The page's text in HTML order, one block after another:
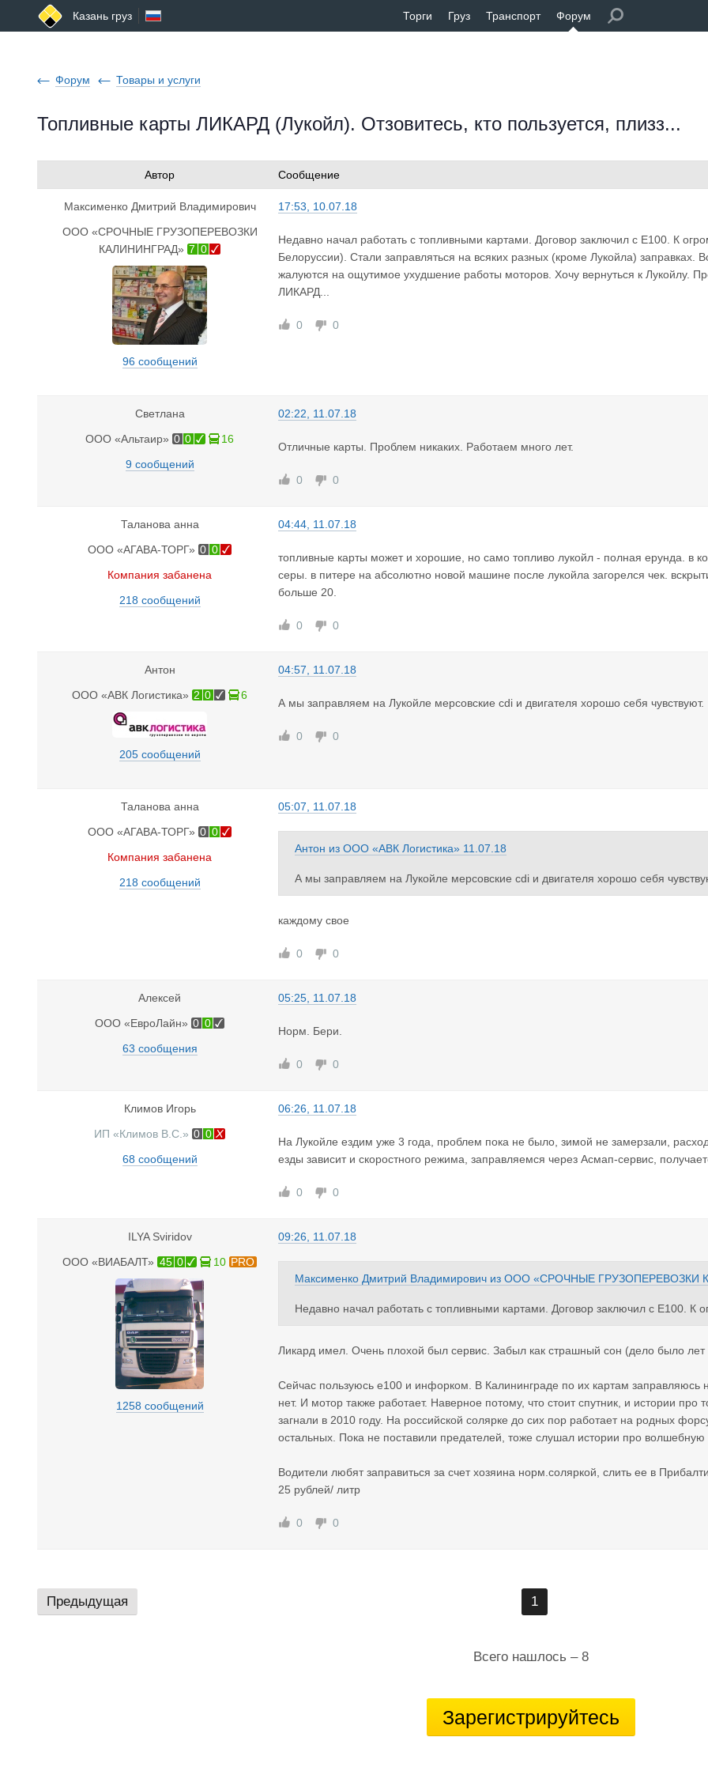
Казань груз Торги Груз Транспорт Форум
Форум Товары и услуги
Топливные карты ЛИКАРД (Лукойл). Отзовитесь, кто пользуется, плизз...
Автор Сообщение
Максименко Дмитрий Владимирович
ООО «СРОЧНЫЕ ГРУЗОПЕРЕВОЗКИ
КАЛИНИНГРАД» 7 0
96 сообщений
17:53, 10.07.18
Недавно начал работать с топливными картами. Договор заключил с Е100. К
Белоруссии). Стали заправляться на всяких разных (кроме Лукойла)
жалуются на ощутимое ухудшение работы моторов. Хочу вернуться к Лукойлу.
ЛИКАРД...
0 0
Светлана
ООО «Альтаир» 0 0
16
9 сообщений
02:22, 11.07.18
Отличные карты. Проблем никаких. Работаем много лет.
0 0
Таланова анна
ООО «АГАВА-ТОРГ» 0 0
Компания забанена
218 сообщений
04:44, 11.07.18
топливные карты может и хорошие, но само топливо лукойл - полная ерунда. в
серы. в питере на абсолютно новой машине после лукойла загорелся чек.
больше 20.
0 0
Антон
ООО «АВК Логистика» 2 0 6
205 сообщений
04:57, 11.07.18
А мы заправляем на Лукойле мерсовские cdi и двигателя хорошо себя чувствуют.
0 0
Таланова анна
ООО «АГАВА-ТОРГ» 0 0
Компания забанена
218 сообщений
05:07, 11.07.18
Антон из ООО «АВК Логистика» 11.07.18
А мы заправляем на Лукойле мерсовские cdi и двигателя хорошо себя
каждому свое
0 0
Алексей
ООО «ЕвроЛайн» 0 0
63 сообщения
05:25, 11.07.18
Норм. Бери.
0 0
Климов Игорь
ИП «Климов В.С.» 0 0
68 сообщений
06:26, 11.07.18
На Лукойле ездим уже 3 года, проблем пока не было, зимой не замерзали,
езды зависит и скоростного режима, заправляемся через Асмап-сервис,
0 0
ILYA Sviridov
ООО «ВИАБАЛТ» 45 0 10 PRO
1258 сообщений
09:26, 11.07.18
Максименко Дмитрий Владимирович из ООО «СРОЧНЫЕ ГРУЗОПЕРЕВОЗКИ
Недавно начал работать с топливными картами. Договор заключил с Е100.
и ЛИКАРД...
Ликард имел. Очень плохой был сервис. Забыл как страшный сон (дело было
Сейчас пользуюсь e100 и инфорком. В Калининграде по их картам заправляюсь
нет. И мотор также работает. Наверное потому, что стоит спутник, и истории про
загнали в 2010 году. На российской солярке до сих пор работает на родных
остальных. Пока не поставили предателей, тоже слушал истории про
Водители любят заправиться за счет хозяина норм.соляркой, слить ее в
25 рублей/ литр
0 0
Предыдущая 1
Всего нашлось – 8
Зарегистрируйтесь